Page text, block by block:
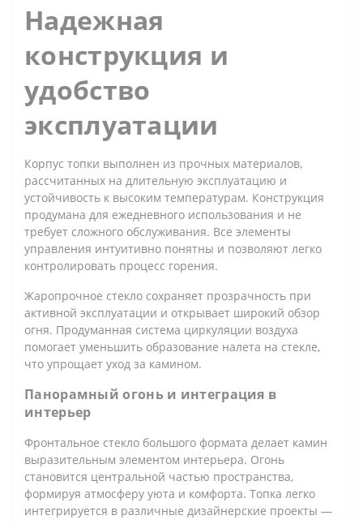
Надежная
конструкция и
удобство
эксплуатации
Корпус топки выполнен из прочных материалов,
рассчитанных на длительную эксплуатацию и
устойчивость к высоким температурам. Конструкция
продумана для ежедневного использования и не
требует сложного обслуживания. Все элементы
управления интуитивно понятны и позволяют легко
контролировать процесс горения.
Жаропрочное стекло сохраняет прозрачность при
активной эксплуатации и открывает широкий обзор
огня. Продуманная система циркуляции воздуха
помогает уменьшить образование налета на стекле,
что упрощает уход за камином.
Панорамный огонь и интеграция в
интерьер
Фронтальное стекло большого формата делает камин
выразительным элементом интерьера. Огонь
становится центральной частью пространства,
формируя атмосферу уюта и комфорта. Топка легко
интегрируется в различные дизайнерские проекты —